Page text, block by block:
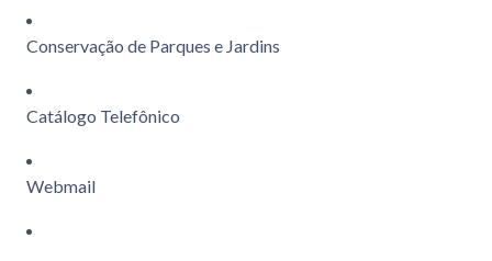
Conservação de Parques e Jardins
Catálogo Telefônico
Webmail